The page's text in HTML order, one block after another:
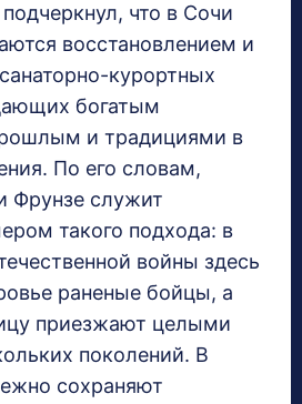
что в Сочи
восстановлением и
курортных
богатым
и традициями в
По его словам,
Фрунзе служит
такого подхода: в
войны здесь
раненые бойцы, а
приезжают целыми
поколений. В
сохраняют